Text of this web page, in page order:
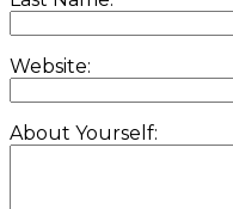
Website:
About Yourself: